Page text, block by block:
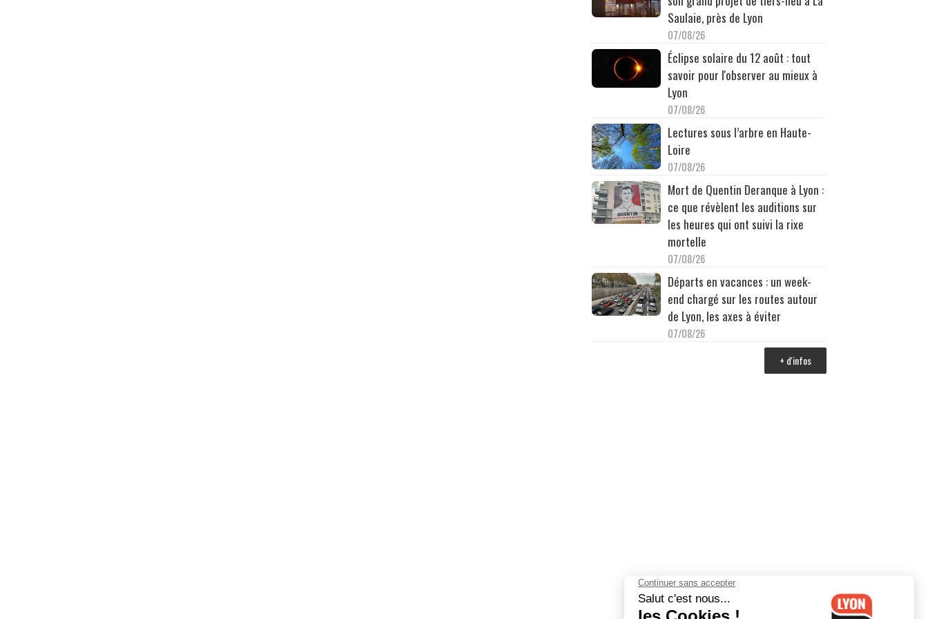
Saulaie, près de Lyon
07/08/26
Éclipse solaire du 12 août : tout
savoir pour l'observer au mieux à
Lyon
07/08/26
Lectures sous l’arbre en Haute-
Loire
07/08/26
Mort de Quentin Deranque à Lyon :
ce que révèlent les auditions sur
les heures qui ont suivi la rixe
mortelle
07/08/26
Départs en vacances : un week-
end chargé sur les routes autour
de Lyon, les axes à éviter
07/08/26
+ d'infos